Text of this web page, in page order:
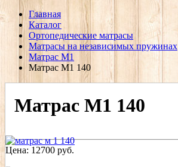
Главная
Каталог
Ортопедические матрасы
Матрасы на независимых пружинах
Матрас M1
Матрас М1 140
Матрас М1 140
Цена: 12700 руб.